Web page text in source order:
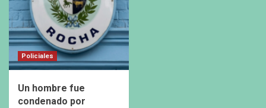
Policiales
Un hombre fue
condenado por